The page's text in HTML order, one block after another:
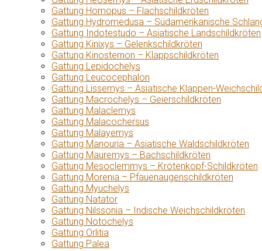
Gattung Homopus – Flachschildkröten
Gattung Hydromedusa – Südamerikanische
Gattung Indotestudo – Asiatische Landschildkröten
Gattung Kinixys – Gelenkschildkröten
Gattung Kinosternon – Klappschildkröten
Gattung Lepidochelys
Gattung Leucocephalon
Gattung Lissemys – Asiatische Klappen-
Gattung Macrochelys – Geierschildkröten
Gattung Malaclemys
Gattung Malacochersus
Gattung Malayemys
Gattung Manouria – Asiatische Waldschildkröten
Gattung Mauremys – Bachschildkröten
Gattung Mesoclemmys – Krötenkopf-Schildkröten
Gattung Morenia – Pfauenaugenschildkröten
Gattung Myuchelys
Gattung Natator
Gattung Nilssonia – Indische Weichschildkröten
Gattung Notochelys
Gattung Orlitia
Gattung Palea